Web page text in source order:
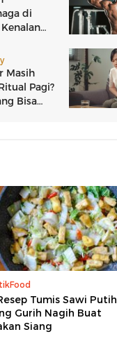
Tumis Sawi Putih
Gurih Nagih Buat
Siang